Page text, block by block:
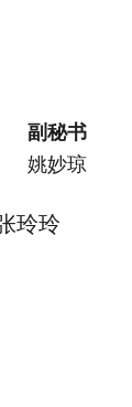
副秘书
姚妙琼